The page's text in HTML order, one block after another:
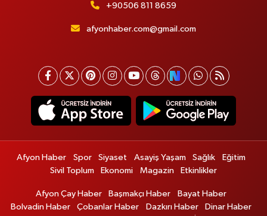
+90506 811 8659
afyonhaber.com@gmail.com
Afyon Haber Spor Siyaset Asayiş Yaşam Sağlık
Eğitim
Sivil Toplum
Ekonomi Magazin Etkinlikler
Afyon Çay Haber Başmakçı Haber
Bayat Haber
Bolvadin Haber
Çobanlar Haber Dazkırı Haber
Dinar Haber